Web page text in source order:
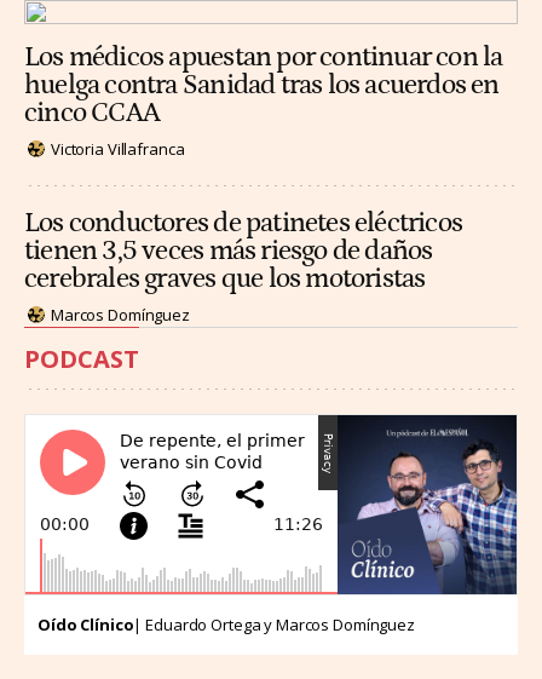
Los médicos apuestan por continuar con la
huelga contra Sanidad tras los acuerdos en
cinco CCAA
Victoria Villafranca
Los conductores de patinetes eléctricos
tienen 3,5 veces más riesgo de daños
cerebrales graves que los motoristas
Marcos Domínguez
PODCAST
Oído Clínico| Eduardo Ortega y Marcos Domínguez